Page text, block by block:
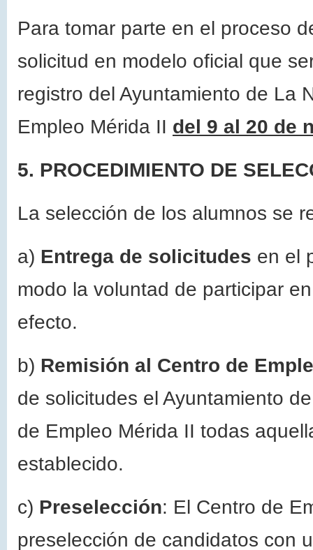
Para tomar parte en el proceso
solicitud en modelo oficial que
registro del Ayuntamiento de La
Empleo Mérida II del 9 al 20 de
5. PROCEDIMIENTO DE
La selección de los alumnos se
a) Entrega de solicitudes en el
modo la voluntad de participar
efecto.
b) Remisión al Centro de
de solicitudes el Ayuntamiento
de Empleo Mérida II todas
establecido.
c) Preselección: El Centro de
preselección de candidatos con